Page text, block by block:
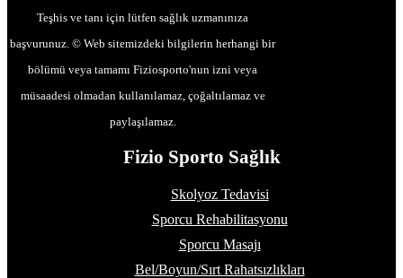
Teşhis ve tanı için lütfen sağlık uzmanınıza
başvurunuz. © Web sitemizdeki bilgilerin herhangi bir
bölümü veya tamamı Fiziosporto'nun izni veya
müsaadesi olmadan kullanılamaz, çoğaltılamaz ve
paylaşılamaz.
Fizio Sporto Sağlık
Skolyoz Tedavisi
Sporcu Rehabilitasyonu
Sporcu Masajı
Bel/Boyun/Sırt Rahatsızlıkları